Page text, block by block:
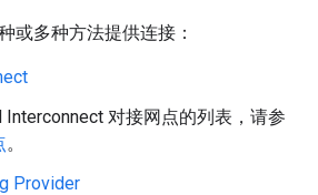
或多种方法提供连接：
Interconnect 对接网点的列表，请参
。
Provider